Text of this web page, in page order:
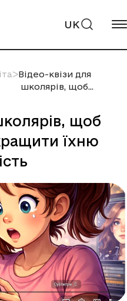
UK
ᐳВідео-квізи для
школярів, щоб...
щоб
їхню